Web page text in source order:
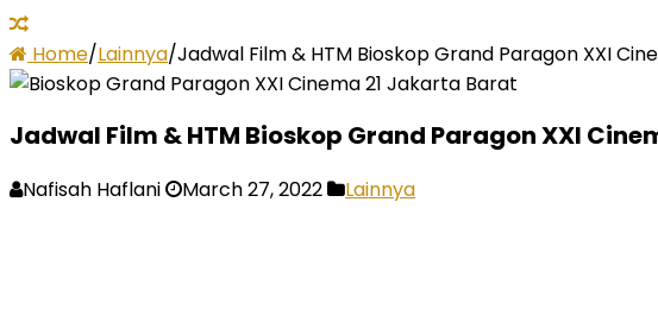
Home/Lainnya/Jadwal Film & HTM Bioskop Grand Paragon XXI
Jadwal Film & HTM Bioskop Grand Paragon XXI
Nafisah Haflani March 27, 2022 Lainnya